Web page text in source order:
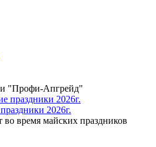
"Профи-Апгрейд"
2026г.
время майских праздников